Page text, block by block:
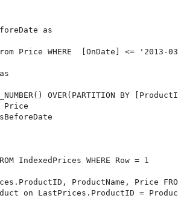
as
Price WHERE  [OnDate] <= '2013-
OVER(PARTITION BY
Price
IndexedPrices WHERE Row = 1
ProductName, Price
on LastPrices.ProductID =